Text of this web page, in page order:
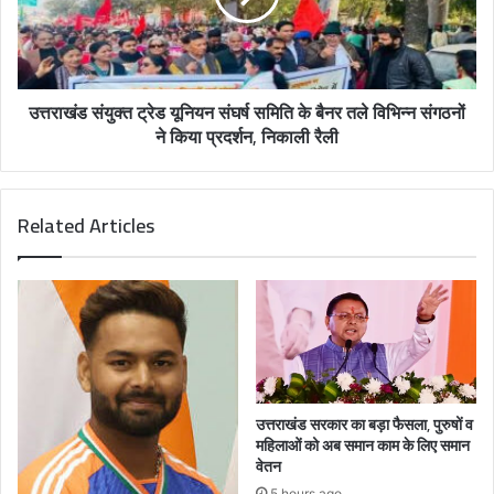
उत्तराखंड संयुक्त ट्रेड यूनियन संघर्ष समिति के बैनर तले विभिन्न संगठनों
ने किया प्रदर्शन, निकाली रैली
Related Articles
उत्तराखंड सरकार का बड़ा फैसला, पुरुषों व
महिलाओं को अब समान काम के लिए समान
वेतन